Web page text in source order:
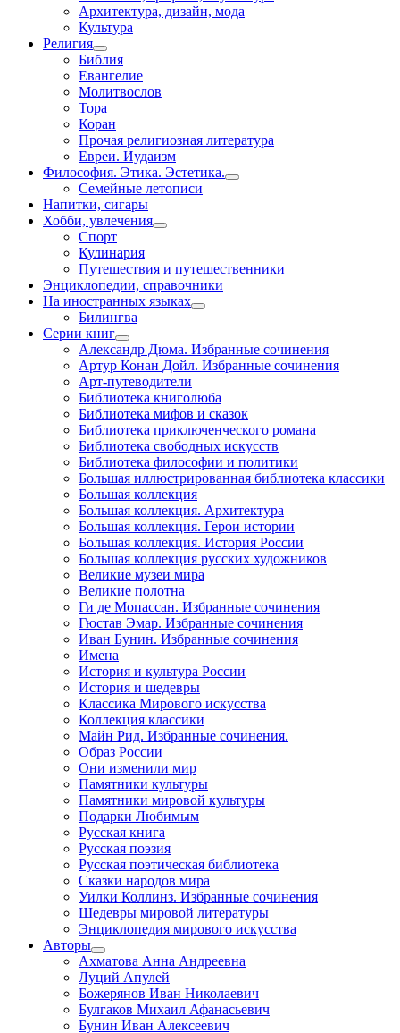
Архитектура, дизайн, мода
Культура
Религия
Библия
Евангелие
Молитвослов
Тора
Коран
Прочая религиозная литература
Евреи. Иудаизм
Философия. Этика. Эстетика.
Семейные летописи
Напитки, сигары
Хобби, увлечения
Спорт
Кулинария
Путешествия и путешественники
Энциклопедии, справочники
На иностранных языках
Билингва
Серии книг
Александр Дюма. Избранные сочинения
Артур Конан Дойл. Избранные сочинения
Арт-путеводители
Библиотека книголюба
Библиотека мифов и сказок
Библиотека приключенческого романа
Библиотека свободных искусств
Библиотека философии и политики
Большая иллюстрированная библиотека классики
Большая коллекция
Большая коллекция. Архитектура
Большая коллекция. Герои истории
Большая коллекция. История России
Большая коллекция русских художников
Великие музеи мира
Великие полотна
Ги де Мопассан. Избранные сочинения
Гюстав Эмар. Избранные сочинения
Иван Бунин. Избранные сочинения
Имена
История и культура России
История и шедевры
Классика Мирового искусства
Коллекция классики
Майн Рид. Избранные сочинения.
Образ России
Они изменили мир
Памятники культуры
Памятники мировой культуры
Подарки Любимым
Русская книга
Русская поэзия
Русская поэтическая библиотека
Сказки народов мира
Уилки Коллинз. Избранные сочинения
Шедевры мировой литературы
Энциклопедия мирового искусства
Авторы
Ахматова Анна Андреевна
Луций Апулей
Божерянов Иван Николаевич
Булгаков Михаил Афанасьевич
Бунин Иван Алексеевич